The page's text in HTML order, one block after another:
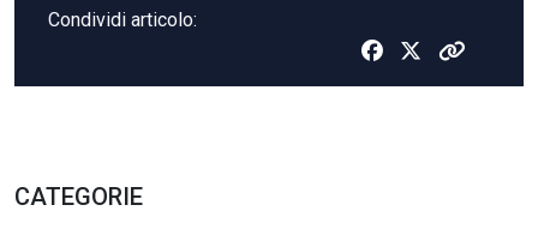
Condividi articolo:
CATEGORIE